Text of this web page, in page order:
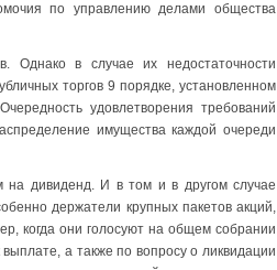
по управлению делами обще­ства
Однако в случае их недостаточности
торгов 9 по­рядке, установленном
удовлетворения требований
имущества каждой очереди
на дивиденд. И в том и в другом случае
держатели крупных пакетов акций,
когда они голосуют на общем собрании
а также по вопросу о ликвидации